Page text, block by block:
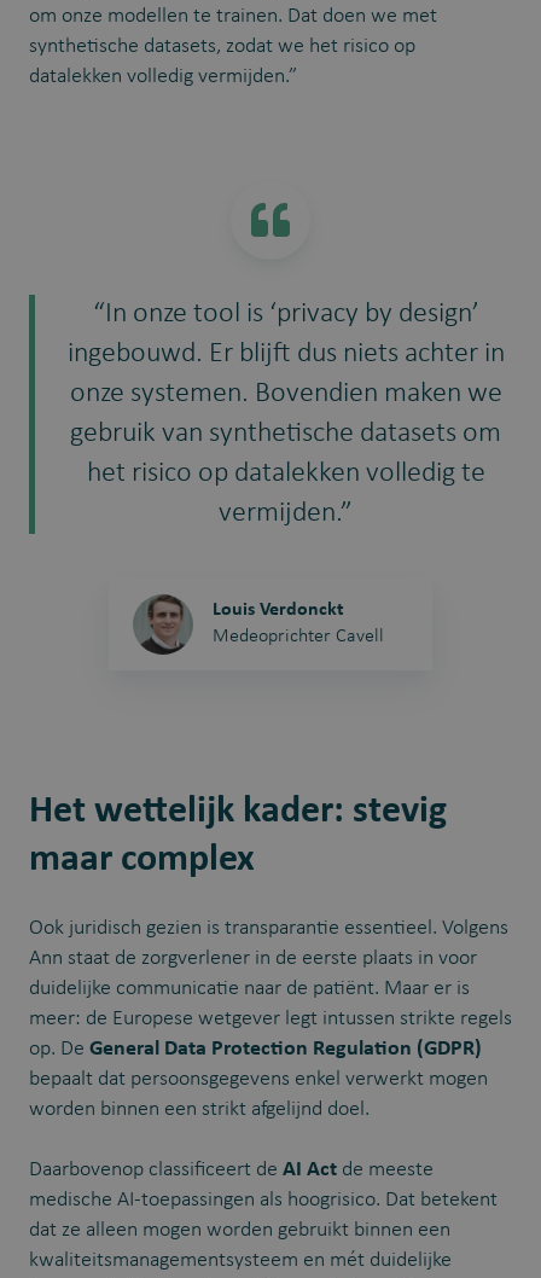
om onze modellen te trainen. Dat doen we met
synthetische datasets, zodat we het risico op
datalekken volledig vermijden.”
“In onze tool is ‘privacy by design’
ingebouwd. Er blijft dus niets achter in
onze systemen. Bovendien maken we
gebruik van synthetische datasets om
het risico op datalekken volledig te
vermijden.”
Louis Verdonckt
Medeoprichter Cavell
Het wettelijk kader: stevig
maar complex
Ook juridisch gezien is transparantie essentieel. Volgens
Ann staat de zorgverlener in de eerste plaats in voor
duidelijke communicatie naar de patiënt. Maar er is
meer: de Europese wetgever legt intussen strikte regels
op. De General Data Protection Regulation (GDPR)
bepaalt dat persoonsgegevens enkel verwerkt mogen
worden binnen een strikt afgelijnd doel.
Daarbovenop classificeert de AI Act de meeste
medische AI-toepassingen als hoogrisico. Dat betekent
dat ze alleen mogen worden gebruikt binnen een
kwaliteitsmanagementsysteem en mét duidelijke